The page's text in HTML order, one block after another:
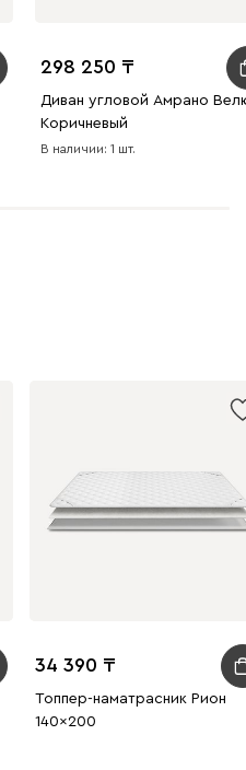
298 250
Диван угловой Амрано
Коричневый
В наличии: 1 шт.
34 390
Топпер-наматрасник Рион
140x200